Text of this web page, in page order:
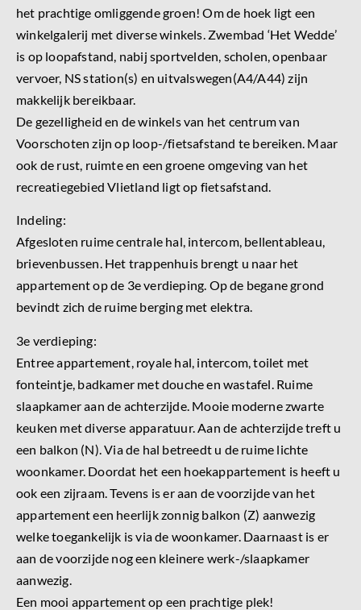
het prachtige omliggende groen! Om de hoek ligt een
winkelgalerij met diverse winkels. Zwembad ‘Het Wedde’
is op loopafstand, nabij sportvelden, scholen, openbaar
vervoer, NS station(s) en uitvalswegen(A4/A44) zijn
makkelijk bereikbaar.
De gezelligheid en de winkels van het centrum van
Voorschoten zijn op loop-/fietsafstand te bereiken. Maar
ook de rust, ruimte en een groene omgeving van het
recreatiegebied Vlietland ligt op fietsafstand.
Indeling:
Afgesloten ruime centrale hal, intercom, bellentableau,
brievenbussen. Het trappenhuis brengt u naar het
appartement op de 3e verdieping. Op de begane grond
bevindt zich de ruime berging met elektra.
3e verdieping:
Entree appartement, royale hal, intercom, toilet met
fonteintje, badkamer met douche en wastafel. Ruime
slaapkamer aan de achterzijde. Mooie moderne zwarte
keuken met diverse apparatuur. Aan de achterzijde treft u
een balkon (N). Via de hal betreedt u de ruime lichte
woonkamer. Doordat het een hoekappartement is heeft u
ook een zijraam. Tevens is er aan de voorzijde van het
appartement een heerlijk zonnig balkon (Z) aanwezig
welke toegankelijk is via de woonkamer. Daarnaast is er
aan de voorzijde nog een kleinere werk-/slaapkamer
aanwezig.
Een mooi appartement op een prachtige plek!